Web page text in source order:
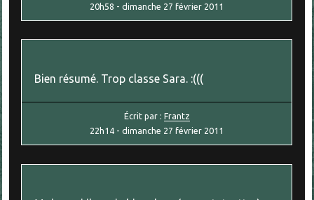
20h58 -dimanche 27 février 2011
Bien résumé. Trop classe Sara. :(((
Écrit par : Frantz
22h14 -dimanche 27 février 2011